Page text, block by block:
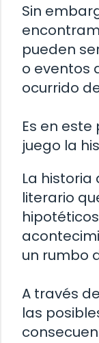
Sin
pueden
o eventos
ocurrido
Es en
juego la
La
literario
un rumbo
A través
las